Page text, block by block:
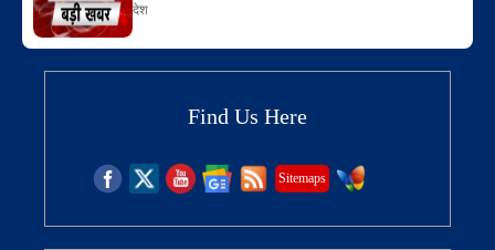
देश
Find Us Here
Sitemaps